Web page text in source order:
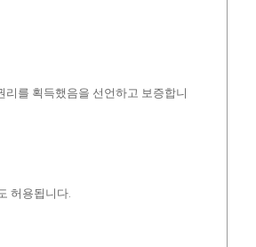
를 획득했음을 선언하고 보증합니
허용됩니다.